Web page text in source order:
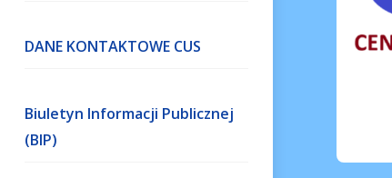
DANE KONTAKTOWE CUS
Biuletyn Informacji Publicznej
(BIP)